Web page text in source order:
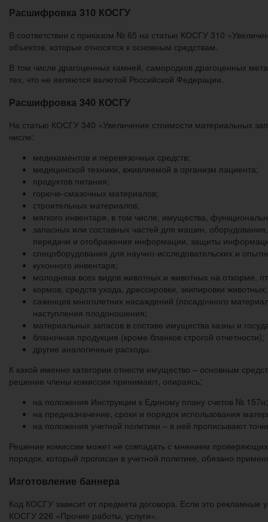
Расшифровка 310 КОСГУ
В соответствии с приказом № 65 на статью КОСГУ 310
объектов, которые относятся к основным средствам.
В том числе драгоценных камней, самородков драгоценных
тех, что не являются валютой Российской Федерации.
Расшифровка 340 КОСГУ
На статью КОСГУ 340 «Увеличение стоимости материальных
числе:
медикаментов и перевязочных средств;
медицинской техники, вживляемой в организм пациента;
продуктов питания;
горюче-смазочных материалов;
строительных материалов;
мягкого инвентаря, в том числе, имущества,
запасных или составных частей для машин,
передачи и отображения информации, защиты
спецоборудования для научно-исследовательских и
кухонного инвентаря;
молодняка всех видов животных и животных на откорме,
кормов, средств ухода, дрессировки, экипировки животных;
саженцев многолетних насаждений (посадочного
наступления плодоношения;
материальных запасов в составе имущества казны и
бланочная продукция (кроме бланков строгой отчетности);
другие аналогичные расходы.
К какой именно категории отнести имущество – основным
решение члены комиссии принимают, опираясь:
на положения Инструкции к Единому плану счетов № 157н;
на предназначение, сроки и порядок использования
на положения учетной политики – в ней прописывают
Решение комиссии может не совпадать с мнением
порядок, который прописан в учетной политике, обязано
Изготовление баннера
Код КОСГУ зависит от предмета договора. Если это рекламные
КОСГУ 226 «Прочие работы, услуги».